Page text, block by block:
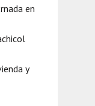
en
y